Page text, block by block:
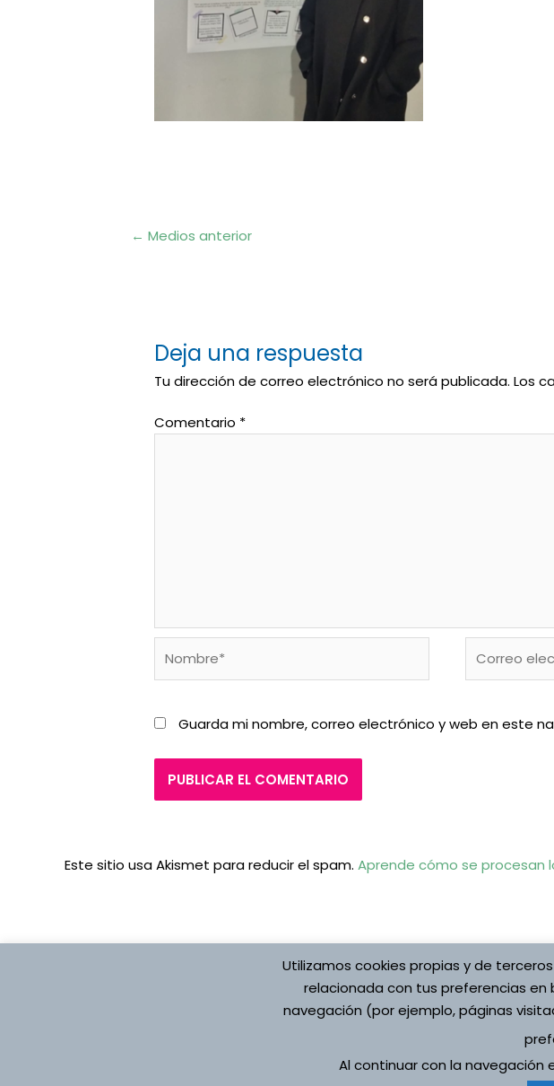
Navegación
← Medios anterior
Deja una respuesta
Tu dirección de correo electrónico no será publicada. Los
Comentario *
electrónico*
Guarda mi nombre, correo electrónico y web en este
Este sitio usa Akismet para reducir el spam. Aprende cómo se procesan
Registro de Actividades
Utilizamos cookies propias y de
relacionada con tus preferencias
navegación (por ejemplo, páginas
Al continuar con la